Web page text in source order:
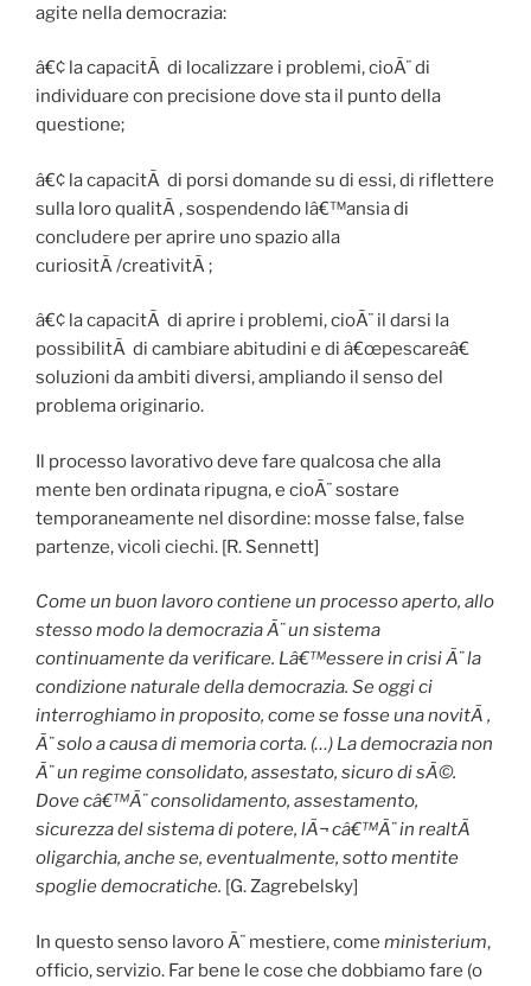
agite nella democrazia:
â€¢ la capacitÃ di localizzare i problemi, cioÃ¨ di
individuare con precisione dove sta il punto della
questione;
â€¢ la capacitÃ di porsi domande su di essi, di riflettere
sulla loro qualitÃ , sospendendo lâ€™ansia di
concludere per aprire uno spazio alla
curiositÃ /creativitÃ ;
â€¢ la capacitÃ di aprire i problemi, cioÃ¨ il darsi la
possibilitÃ di cambiare abitudini e di â€œpescareâ€
soluzioni da ambiti diversi, ampliando il senso del
problema originario.
Il processo lavorativo deve fare qualcosa che alla
mente ben ordinata ripugna, e cioÃ¨ sostare
temporaneamente nel disordine: mosse false, false
partenze, vicoli ciechi. [R. Sennett]
Come un buon lavoro contiene un processo aperto, allo
stesso modo la democrazia Ã¨ un sistema
continuamente da verificare. Lâ€™essere in crisi Ã¨ la
condizione naturale della democrazia. Se oggi ci
interroghiamo in proposito, come se fosse una novitÃ ,
Ã¨ solo a causa di memoria corta. (…) La democrazia non
Ã¨ un regime consolidato, assestato, sicuro di sÃ©.
Dove câ€™Ã¨ consolidamento, assestamento,
sicurezza del sistema di potere, lÃ¬ câ€™Ã¨ in realtÃ
oligarchia, anche se, eventualmente, sotto mentite
spoglie democratiche. [G. Zagrebelsky]
In questo senso lavoro Ã¨ mestiere, come ministerium,
officio, servizio. Far bene le cose che dobbiamo fare (o